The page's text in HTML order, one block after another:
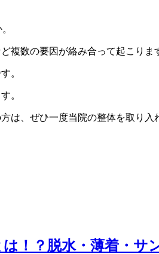
複数の要因が絡み合って起こりま
。
。
は、ぜひ一度当院の整体を取り入
！？脱水・薄着・サ